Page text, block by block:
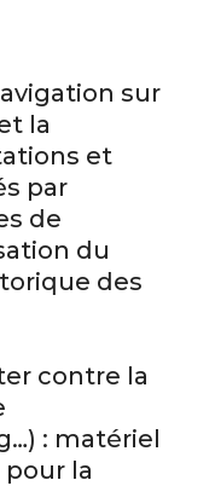
sur
la
et
par
de
du
des
contre la
: matériel
la